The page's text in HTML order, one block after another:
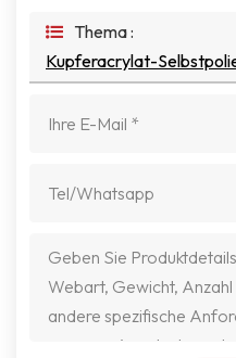
Thema :
Kupferacrylat-